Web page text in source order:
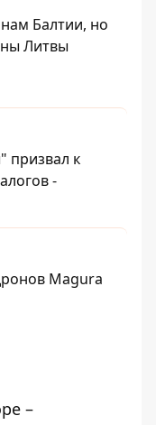
Балтии, но
Литвы
призвал к
-
Magura
–